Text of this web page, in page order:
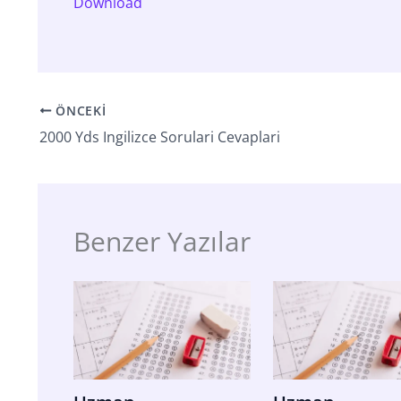
ÖNCEKI
2000 Yds Ingilizce Sorulari Cevaplari
Benzer Yazılar